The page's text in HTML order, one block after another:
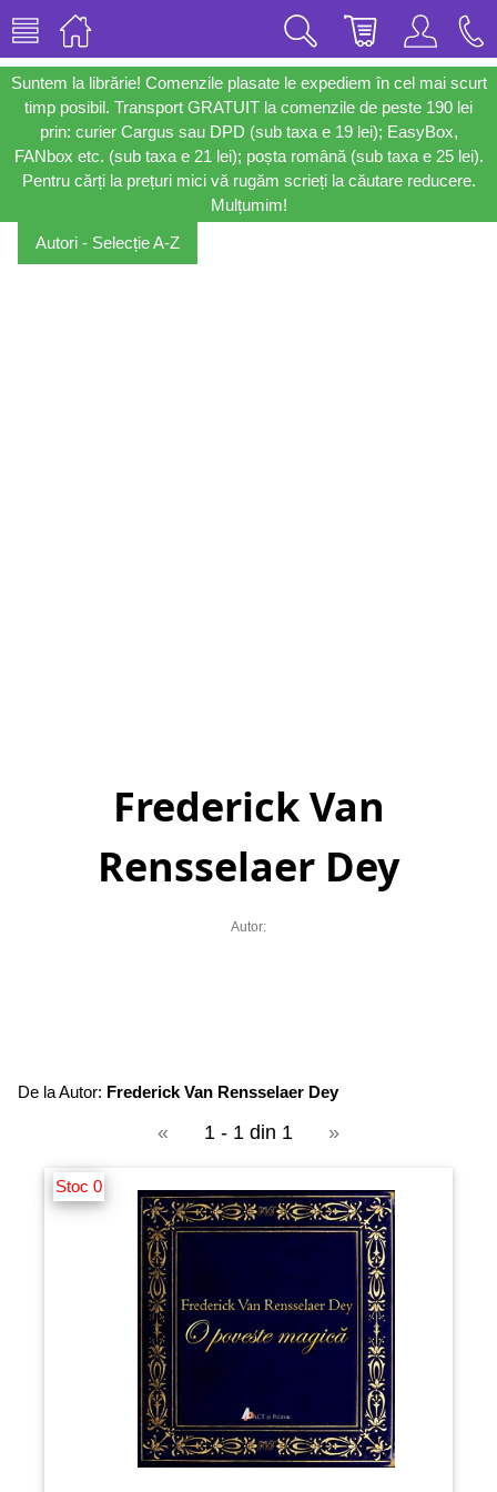
Suntem la librărie! Comenzile plasate le expediem în cel mai scurt
timp posibil. Transport GRATUIT la comenzile de peste 190 lei
prin: curier Cargus sau DPD (sub taxa e 19 lei); EasyBox,
FANbox etc. (sub taxa e 21 lei); poșta română (sub taxa e 25 lei).
Pentru cărți la prețuri mici vă rugăm scrieți la căutare reducere.
Mulțumim!
Autori - Selecție A-Z
Frederick Van
Rensselaer Dey
Autor:
De la Autor: Frederick Van Rensselaer Dey
« 1 - 1 din 1 »
Stoc 0